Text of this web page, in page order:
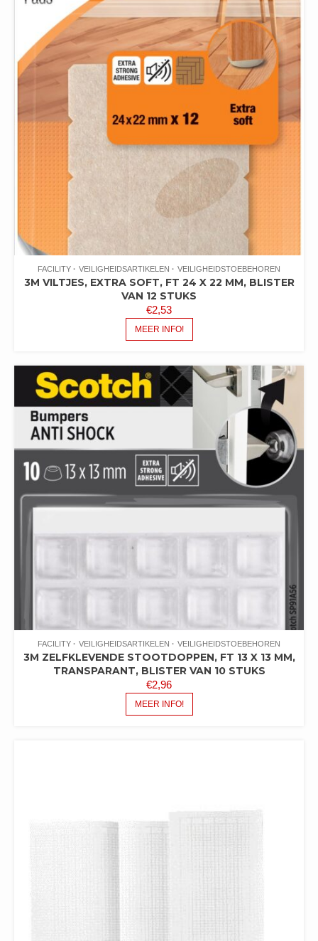
FACILITY VEILIGHEIDSARTIKELEN VEILIGHEIDSTOEBEHOREN
3M VILTJES, EXTRA SOFT, FT 24 X 22 MM, BLISTER
VAN 12 STUKS
€2,53
MEER INFO!
FACILITY VEILIGHEIDSARTIKELEN VEILIGHEIDSTOEBEHOREN
3M ZELFKLEVENDE STOOTDOPPEN, FT 13 X 13 MM,
TRANSPARANT, BLISTER VAN 10 STUKS
€2,96
MEER INFO!